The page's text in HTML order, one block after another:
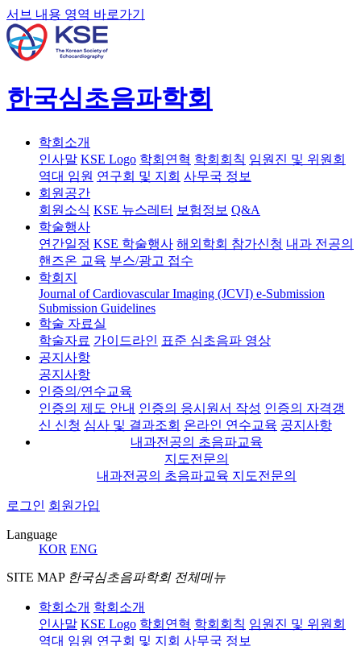
서브 내용 영역 바로가기
한국심초음파학회
학회소개
인사말 KSE Logo 학회연혁 학회회칙 임원진 및 위원회
역대 임원 연구회 및 지회 사무국 정보
회원공간
회원소식 KSE 뉴스레터 보험정보 Q&A
학술행사
연간일정 KSE 학술행사 해외학회 참가신청 내과 전공의
핸즈온 교육 부스/광고 접수
학회지
Journal of Cardiovascular Imaging (JCVI) e-Submission
Submission Guidelines
학술 자료실
학술자료 가이드라인 표준 심초음파 영상
공지사항
공지사항
인증의/연수교육
인증의 제도 안내 인증의 응시원서 작성 인증의 자격갱
신 신청 심사 및 결과조회 온라인 연수교육 공지사항
내과전공의 초음파교육
지도전문의
내과전공의 초음파교육 지도전문의
로그인 회원가입
Language
KOR ENG
SITE MAP 한국심초음파학회 전체메뉴
학회소개 학회소개
인사말 KSE Logo 학회연혁 학회회칙 임원진 및 위원회
역대 임원 연구회 및 지회 사무국 정보